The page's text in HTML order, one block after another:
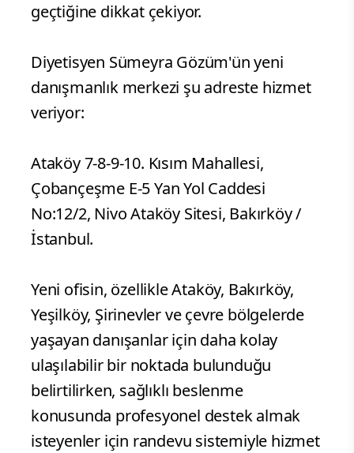
geçtiğine dikkat çekiyor.
Diyetisyen Sümeyra Gözüm'ün yeni
danışmanlık merkezi şu adreste hizmet
veriyor:
Ataköy 7-8-9-10. Kısım Mahallesi,
Çobançeşme E-5 Yan Yol Caddesi
No:12/2, Nivo Ataköy Sitesi, Bakırköy /
İstanbul.
Yeni ofisin, özellikle Ataköy, Bakırköy,
Yeşilköy, Şirinevler ve çevre bölgelerde
yaşayan danışanlar için daha kolay
ulaşılabilir bir noktada bulunduğu
belirtilirken, sağlıklı beslenme
konusunda profesyonel destek almak
isteyenler için randevu sistemiyle hizmet